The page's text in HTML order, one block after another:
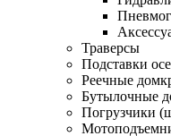
Траверсы
Подставки
Реечные
Бутылочные
Погрузчики